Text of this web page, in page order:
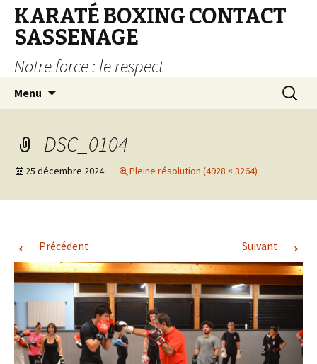
KARATÉ BOXING CONTACT
SASSENAGE
Notre force : le respect
Menu
DSC_0104
25 décembre 2024 Pleine résolution (4928 × 3264)
← Précédent Suivant →